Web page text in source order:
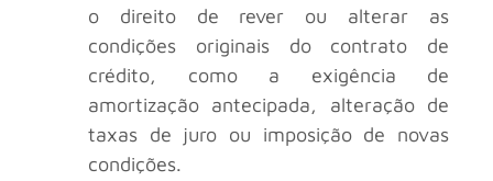
o direito de rever ou alterar as
condições originais do contrato de
crédito, como a exigência de
amortização antecipada, alteração de
taxas de juro ou imposição de novas
condições.